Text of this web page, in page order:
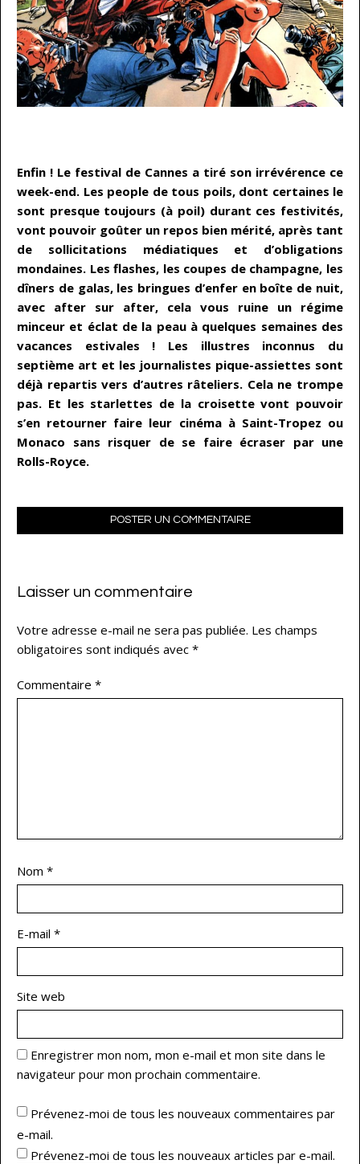
Enfin ! Le festival de Cannes a tiré son irrévérence ce
week-end. Les people de tous poils, dont certaines le
sont presque toujours (à poil) durant ces festivités,
vont pouvoir goûter un repos bien mérité, après tant
de sollicitations médiatiques et d’obligations
mondaines. Les flashes, les coupes de champagne, les
dîners de galas, les bringues d’enfer en boîte de nuit,
avec after sur after, cela vous ruine un régime
minceur et éclat de la peau à quelques semaines des
vacances estivales ! Les illustres inconnus du
septième art et les journalistes pique-assiettes sont
déjà repartis vers d’autres râteliers. Cela ne trompe
pas. Et les starlettes de la croisette vont pouvoir
s’en retourner faire leur cinéma à Saint-Tropez ou
Monaco sans risquer de se faire écraser par une
Rolls-Royce.
POSTER UN COMMENTAIRE
Laisser un commentaire
Votre adresse e-mail ne sera pas publiée. Les champs
obligatoires sont indiqués avec *
Commentaire *
Nom *
E-mail *
Site web
Enregistrer mon nom, mon e-mail et mon site dans le
navigateur pour mon prochain commentaire.
Prévenez-moi de tous les nouveaux commentaires par
e-mail.
Prévenez-moi de tous les nouveaux articles par e-mail.